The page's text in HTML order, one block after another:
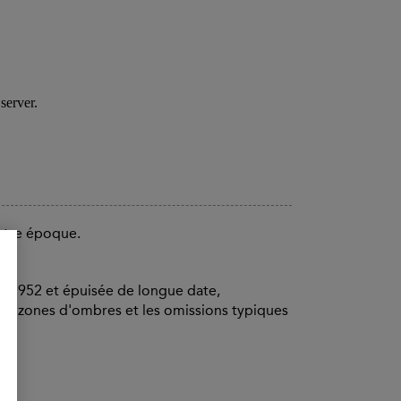
époque.
1952 et épuisée de longue date,
zones d'ombres et les omissions typiques